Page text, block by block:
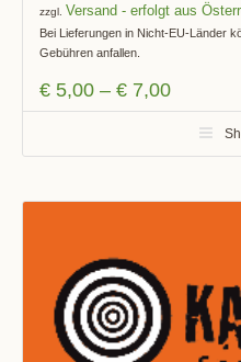
zzgl. Versand
Bei Lieferungen in Nicht-EU-Länder
Gebühren anfallen.
€ 5,00 –€ 7,00